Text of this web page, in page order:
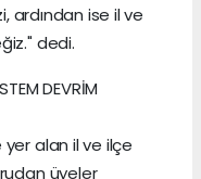
ardından ise il ve
dedi.
DEVRİM
alan il ve ilçe
üyeler